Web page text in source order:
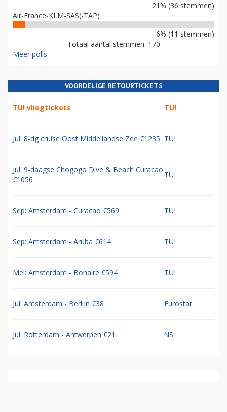
21% (36 stemmen)
Air-France-KLM-SAS(-TAP)
6% (11 stemmen)
Totaal aantal stemmen: 170
Meer polls
VOORDELIGE RETOURTICKETS
TUI vliegtickets TUI
Jul: 8-dg cruise Oost Middellandse Zee €1235 TUI
Jul: 9-daagse Chogogo Dive & Beach Curacao
€1056
TUI
Sep: Amsterdam - Curacao €569 TUI
Sep: Amsterdam - Aruba €614 TUI
Mei: Amsterdam - Bonaire €594 TUI
Jul: Amsterdam - Berlijn €38 Eurostar
Jul: Rotterdam - Antwerpen €21 NS